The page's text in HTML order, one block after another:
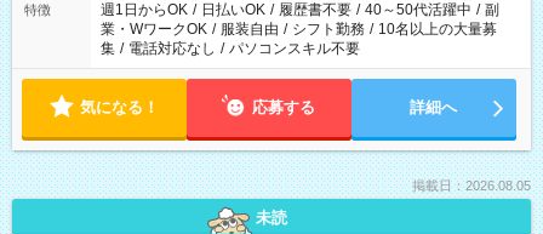
特徴 週1日からOK / 日払いOK / 履歴書不要 / 40～50代活躍中 / 副
業・WワークOK / 服装自由 / シフト勤務 / 10名以上の大量募
集 / 電話対応なし / パソコンスキル不要
気になる！ 応募する 詳細へ
掲載日：2026.08.05
未読